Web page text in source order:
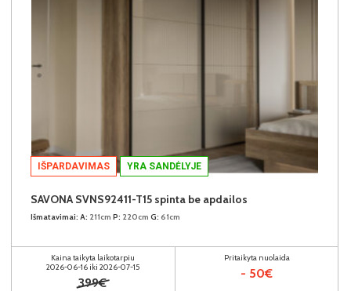
IŠPARDAVIMAS YRA SANDĖLYJE
SAVONA SVNS92411-T15 spinta be apdailos
Išmatavimai: A: 211cm P: 220cm G: 61cm
Kaina taikyta laikotarpiu
2026-06-16 iki 2026-07-15
399€
Pritaikyta nuolaida
- 50€